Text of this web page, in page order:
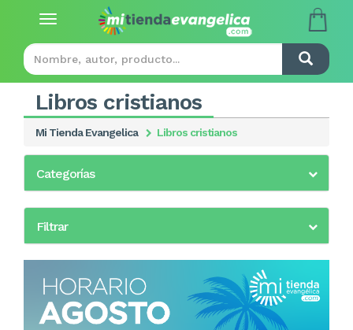
Toggle
Libros cristianos
Mi Tienda Evangelica Libros cristianos
Categorías
Filtrar